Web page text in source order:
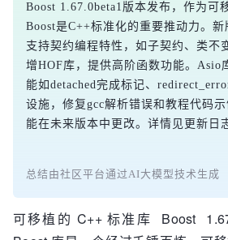
Boost 1.67.0beta1版本发布，作为可
Boost是C++标准化的重要推动力。新
支持契约编程特性，如子契约、类不
增HOF库，提供高阶函数功能。Asio
能如detached完成标记、
设施，修复gcc解析错误和教程代码示
能在未来版本中更改。详情见更新日
总结由社区平台通过AI大模型技术生成
可移植的 C++ 标准库 Boost